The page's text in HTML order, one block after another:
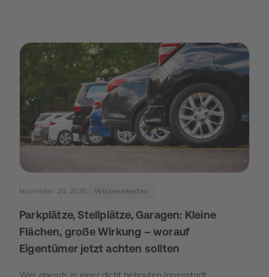
mehr „Was ist wirklich möglich?“.
November 28, 2025 Wissenswertes
Parkplätze, Stellplätze, Garagen: Kleine
Flächen, große Wirkung – worauf
Eigentümer jetzt achten sollten